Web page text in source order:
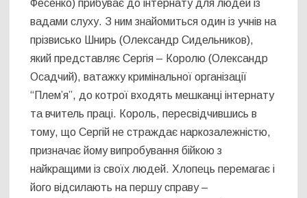
Фесенко) прибуває до інтернату для людей із
вадами слуху. З ним знайомиться один із учнів на
прізвисько Шнирь (Олександр Сидельников),
який представляє Сергія – Королю (Олександр
Осадчий), ватажку кримінальної організації
“Плем’я”, до котрої входять мешканці інтернату
та вчитель праці. Король, пересвідчившись в
тому, що Сергій не страждає наркозалежністю,
призначає йому випробування бійкою з
найкращими із своїх людей. Хлопець перемагає і
його відсилають на першу справу –